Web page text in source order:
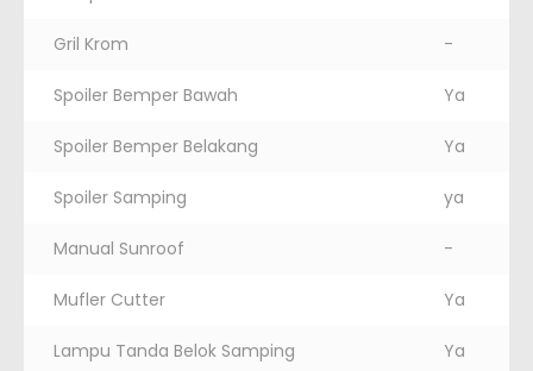
Gril Krom -
Spoiler Bemper Bawah Ya
Spoiler Bemper Belakang Ya
Spoiler Samping ya
Manual Sunroof -
Mufler Cutter Ya
Lampu Tanda Belok Samping Ya